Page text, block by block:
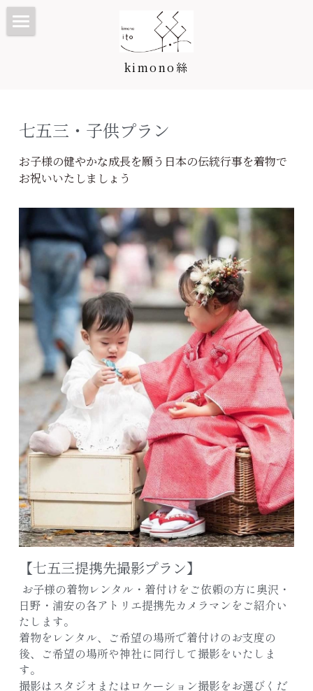
kimono絲
七五三・子供プラン
3歳カタログ
5歳カタログ
7歳カタログ
お宮参り・産着
七五三ヘアスタイル
振袖・成人式プラン/カタログ
振袖カタログ
訪問着・留袖プラン/カタログ
訪問着・留袖プラン
訪問着カタログ
黒留袖カタログ
色留袖カタログ
卒業袴プラン/カタログ
卒業袴プラン
二尺袖・卒業袴カタログ
料金表
着付け教室
アクセス/お問合せ
公式LINE追加
よくあるご質問
レンタルスペース浦安
七五三・子供プラン
お子様の健やかな成長を願う日本の伝統行事を着物で
お祝いいたしましょう
【七五三提携先撮影プラン】
日野・浦安の各アトリエ提携先カメラマンをご紹介い
たします。
着物をレンタル、ご希望の場所で着付けのお支度の
後、ご希望の場所や神社に同行して撮影をいたしま
す。
撮影はスタジオまたはロケーション撮影をお選びくだ